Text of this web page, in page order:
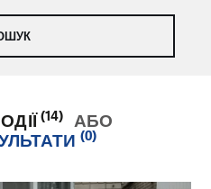
(14)
АБО
(0)